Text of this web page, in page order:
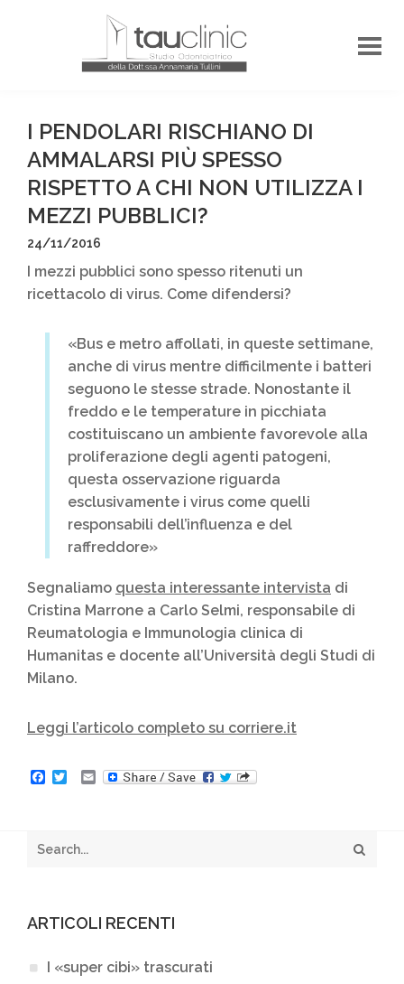
I PENDOLARI RISCHIANO DI
AMMALARSI PIÙ SPESSO
RISPETTO A CHI NON UTILIZZA I
MEZZI PUBBLICI?
24/11/2016
I mezzi pubblici sono spesso ritenuti un
ricettacolo di virus. Come difendersi?
«Bus e metro affollati, in queste settimane,
anche di virus mentre difficilmente i batteri
seguono le stesse strade. Nonostante il
freddo e le temperature in picchiata
costituiscano un ambiente favorevole alla
proliferazione degli agenti patogeni,
questa osservazione riguarda
esclusivamente i virus come quelli
responsabili dell’influenza e del
raffreddore»
Segnaliamo questa interessante intervista di
Cristina Marrone a Carlo Selmi, responsabile di
Reumatologia e Immunologia clinica di
Humanitas e docente all’Università degli Studi di
Milano.
Leggi l’articolo completo su corriere.it
F
o
e
E
ARTICOLI RECENTI
I «super cibi» trascurati